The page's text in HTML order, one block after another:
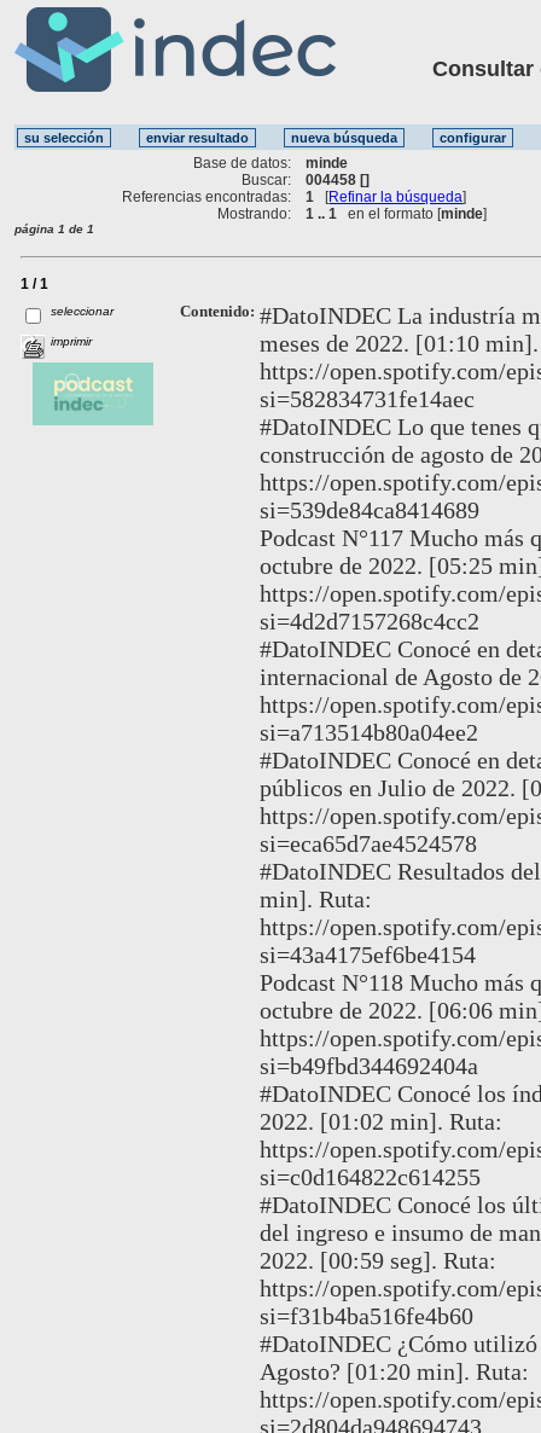
Consultar
Base de datos:
minde
Buscar:
004458 []
Referencias encontradas:
1 [Refinar la búsqueda]
Mostrando:
1 .. 1 en el formato [minde]
página 1 de 1
1 / 1
seleccionar
imprimir
Contenido: #DatoINDEC La industría
meses de 2022. [01:10
https://open.spotify.com/
si=582834731fe14aec
#DatoINDEC Lo que tenes
construcción de agosto de
https://open.spotify.com/
si=539de84ca8414689
Podcast N°117 Mucho más
octubre de 2022. [05:25
https://open.spotify.com/
si=4d2d7157268c4cc2
#DatoINDEC Conocé en
internacional de Agosto de
https://open.spotify.com/
si=a713514b80a04ee2
#DatoINDEC Conocé en
públicos en Julio de 2022.
https://open.spotify.com/
si=eca65d7ae4524578
#DatoINDEC Resultados
min]. Ruta:
https://open.spotify.com/
si=43a4175ef6be4154
Podcast N°118 Mucho más
octubre de 2022. [06:06
https://open.spotify.com/
si=b49fbd344692404a
#DatoINDEC Conocé los
2022. [01:02 min]. Ruta:
https://open.spotify.com/
si=c0d164822c614255
#DatoINDEC Conocé los
del ingreso e insumo de
2022. [00:59 seg]. Ruta:
https://open.spotify.com/
si=f31b4ba516fe4b60
#DatoINDEC ¿Cómo
Agosto? [01:20 min]. Ruta:
https://open.spotify.com/
si=2d804da948694743